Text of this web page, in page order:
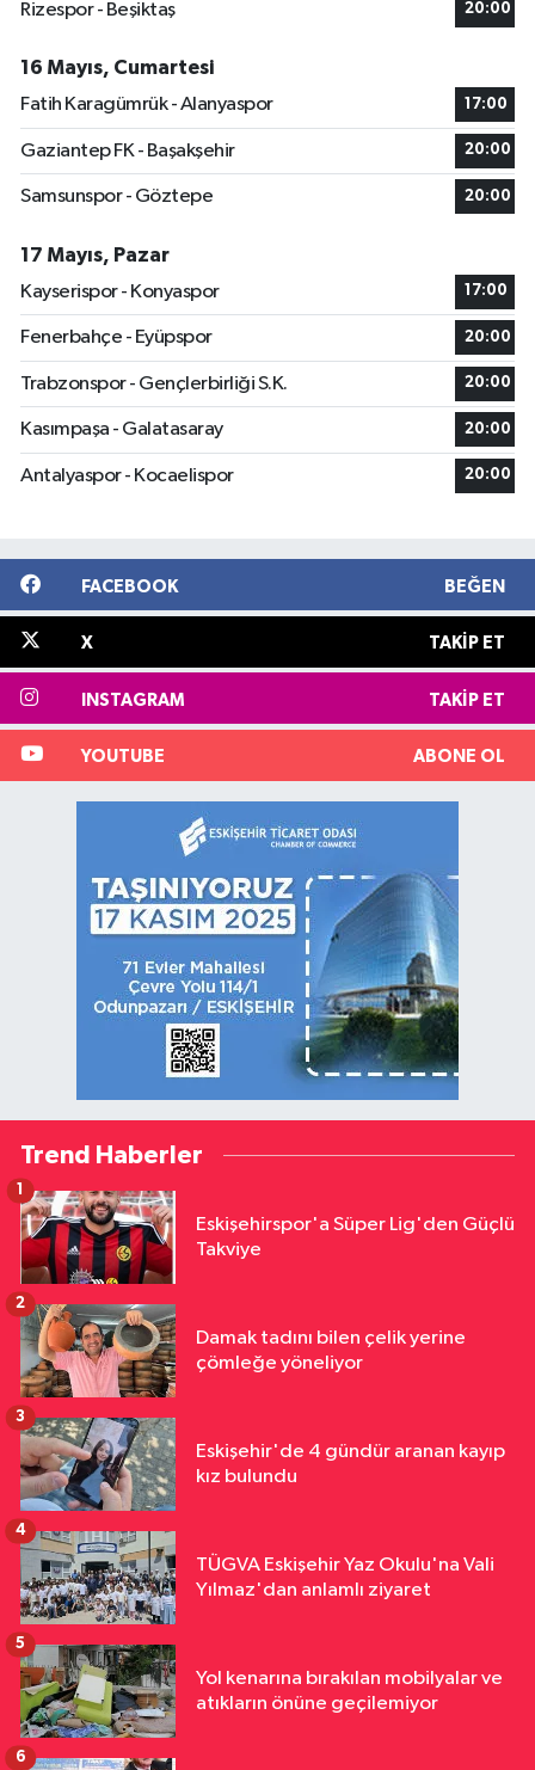
Rizespor - Beşiktaş 20:00
16 Mayıs, Cumartesi
Fatih Karagümrük - Alanyaspor
17:00
Gaziantep FK - Başakşehir 20:00
Samsunspor - Göztepe 20:00
17 Mayıs, Pazar
Kayserispor - Konyaspor
17:00
Fenerbahçe - Eyüpspor 20:00
Trabzonspor - Gençlerbirliği S.K. 20:00
Kasımpaşa - Galatasaray 20:00
Antalyaspor - Kocaelispor 20:00
FACEBOOK BEĞEN
X TAKIP ET
INSTAGRAM TAKIP ET
YOUTUBE ABONE OL
Trend Haberler
Eskişehirspor'a Süper Lig'den Güçlü
Takviye
1
Damak tadını bilen çelik yerine
çömleğe yöneliyor
2
Eskişehir'de 4 gündür aranan kayıp
kız bulundu
3
TÜGVA Eskişehir Yaz Okulu'na Vali
Yılmaz'dan anlamlı ziyaret
4
Yol kenarına bırakılan mobilyalar ve
atıkların önüne geçilemiyor
5
6